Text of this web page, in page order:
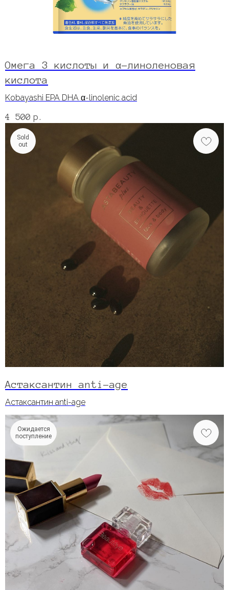
Омега 3 кислоты и α-линоленовая
кислота
Kobayashi EPA DHA α-linolenic acid
4 500 р.
Sold
out
Астаксантин anti-age
Астаксантин anti-age
Ожидается
поступление